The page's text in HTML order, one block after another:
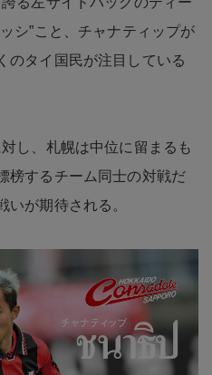
シ”こと、チャナティップが
のタイ国民が注目している
し、札幌は中位に留まるも
榜するチーム同士の対戦だ
いが期待される。